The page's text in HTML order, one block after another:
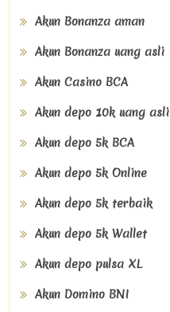
Akun Bonanza aman
Akun Bonanza uang asli
Akun Casino BCA
Akun depo 10k uang asli
Akun depo 5k BCA
Akun depo 5k Online
Akun depo 5k terbaik
Akun depo 5k Wallet
Akun depo pulsa XL
Akun Domino BNI